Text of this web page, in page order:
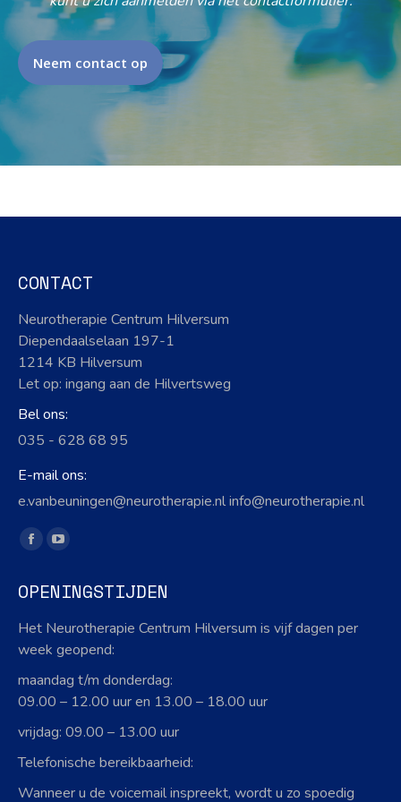
Neem contact op
CONTACT
Neurotherapie Centrum Hilversum
Diependaalselaan 197-1
1214 KB Hilversum
Let op: ingang aan de Hilvertsweg
Bel ons:
035 - 628 68 95
E-mail ons:
e.vanbeuningen@neurotherapie.nl info@neurotherapie.nl
Vind ons op:
Facebook
opens
in
new
YouTube
opens
new
OPENINGSTIJDEN
Het Neurotherapie Centrum Hilversum is vijf dagen per
week geopend:
maandag t/m donderdag:
09.00 – 12.00 uur en 13.00 – 18.00 uur
vrijdag: 09.00 – 13.00 uur
Telefonische bereikbaarheid:
Wanneer u de voicemail inspreekt, wordt u zo spoedig